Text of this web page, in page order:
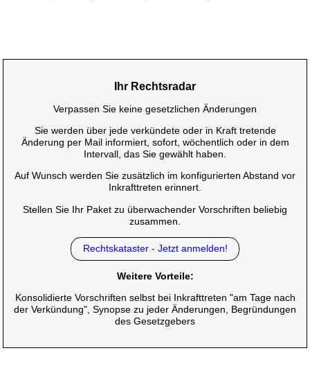
Ihr Rechtsradar
Verpassen Sie keine gesetzlichen Änderungen
Sie werden über jede verkündete oder in Kraft tretende
Änderung per Mail informiert, sofort, wöchentlich oder in dem
Intervall, das Sie gewählt haben.
Auf Wunsch werden Sie zusätzlich im konfigurierten Abstand vor
Inkrafttreten erinnert.
Stellen Sie Ihr Paket zu überwachender Vorschriften beliebig
zusammen.
Rechtskataster - Jetzt anmelden!
Weitere Vorteile:
Konsolidierte Vorschriften selbst bei Inkrafttreten "am Tage nach
der Verkündung", Synopse zu jeder Änderungen, Begründungen
des Gesetzgebers